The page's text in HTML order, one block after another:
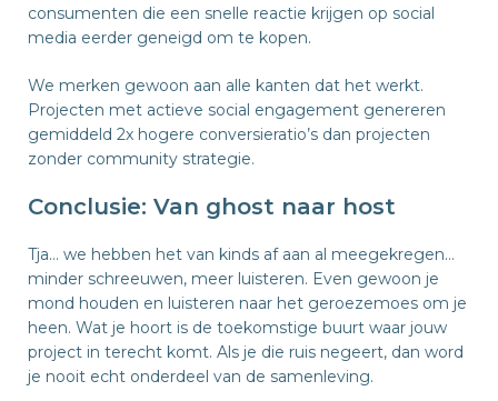
consumenten die een snelle reactie krijgen op social
media eerder geneigd om te kopen.
We merken gewoon aan alle kanten dat het werkt.
Projecten met actieve social engagement genereren
gemiddeld 2x hogere conversieratio’s dan projecten
zonder community strategie.
Conclusie: Van ghost naar host
Tja… we hebben het van kinds af aan al meegekregen…
minder schreeuwen, meer luisteren. Even gewoon je
mond houden en luisteren naar het geroezemoes om je
heen. Wat je hoort is de toekomstige buurt waar jouw
project in terecht komt. Als je die ruis negeert, dan word
je nooit echt onderdeel van de samenleving.